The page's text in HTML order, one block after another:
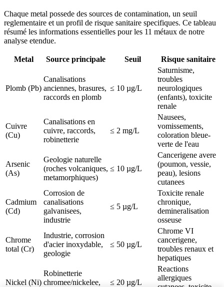
Chaque metal possede des sources de contamination, un seuil
reglementaire et un profil de risque sanitaire specifiques. Ce tableau
résumé les informations essentielles pour les 11 métaux de notre
analyse etendue.
Metal Source principale Seuil Risque sanitaire
Plomb (Pb)
Canalisations
anciennes, brasures,
raccords en plomb
≤ 10 µg/L
Saturnisme,
troubles
neurologiques
(enfants), toxicite
renale
Cuivre
(Cu)
Canalisations en
cuivre, raccords,
robinetterie
≤ 2 mg/L
Nausees,
vomissements,
coloration bleue-
verte de l'eau
Arsenic
(As)
Geologie naturelle
(roches volcaniques,
metamorphiques)
≤ 10 µg/L
Cancerigene avere
(poumon, vessie,
peau), lesions
cutanees
Cadmium
(Cd)
Corrosion de
canalisations
galvanisees,
industrie
≤ 5 µg/L
Toxicite renale
chronique,
demineralisation
osseuse
Chrome
total (Cr)
Industrie, corrosion
d'acier inoxydable,
geologie
≤ 50 µg/L
Chrome VI
cancerigene,
troubles renaux et
hepatiques
Nickel (Ni)
Robinetterie
chromee/nickelee,
≤ 20 µg/L
Reactions
allergiques